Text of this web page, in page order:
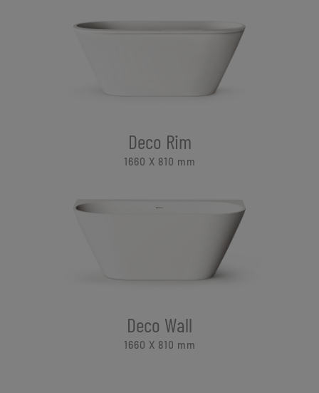
Deco Rim
1660 X 810 mm
Deco Wall
1660 X 810 mm